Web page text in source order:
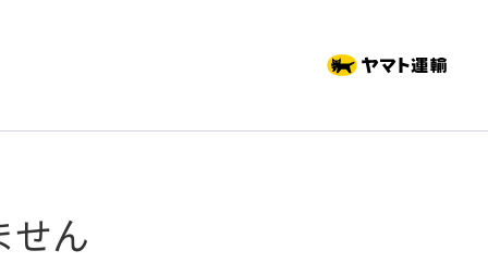
せん